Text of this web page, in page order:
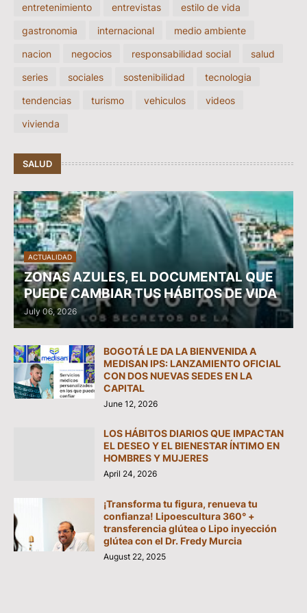
entretenimiento
entrevistas
estilo de vida
gastronomia
internacional
medio ambiente
nacion
negocios responsabilidad social
salud
series
sociales sostenibilidad
tecnologia
tendencias
turismo vehiculos
videos
vivienda
SALUD
ACTUALIDAD
ZONAS AZULES, EL DOCUMENTAL QUE
PUEDE CAMBIAR TUS HÁBITOS DE VIDA
July 06, 2026
BOGOTÁ LE DA LA BIENVENIDA A
MEDISAN IPS: LANZAMIENTO OFICIAL
CON DOS NUEVAS SEDES EN LA
CAPITAL
June 12, 2026
LOS HÁBITOS DIARIOS QUE IMPACTAN
EL DESEO Y EL BIENESTAR ÍNTIMO EN
HOMBRES Y MUJERES
April 24, 2026
¡Transforma tu figura, renueva tu
confianza! Lipoescultura 360° +
transferencia glútea o Lipo inyección
glútea con el Dr. Fredy Murcia
August 22, 2025